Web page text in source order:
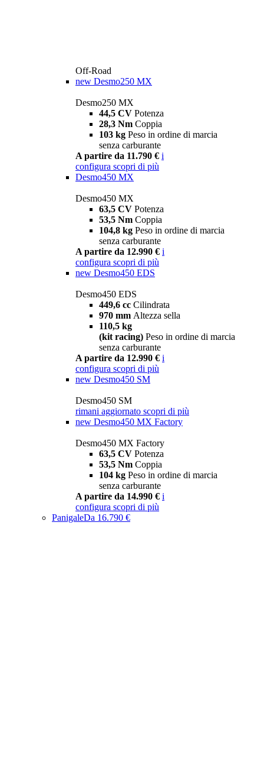
Off-Road
new Desmo250 MX
Desmo250 MX
44,5 CV Potenza
28,3 Nm Coppia
103 kg Peso in ordine di marcia
senza carburante
A partire da 11.790 € i
configura scopri di più
Desmo450 MX
Desmo450 MX
63,5 CV Potenza
53,5 Nm Coppia
104,8 kg Peso in ordine di marcia
senza carburante
A partire da 12.990 € i
configura scopri di più
new Desmo450 EDS
Desmo450 EDS
449,6 cc Cilindrata
970 mm Altezza sella
110,5 kg
(kit racing) Peso in ordine di marcia
senza carburante
A partire da 12.990 € i
configura scopri di più
new Desmo450 SM
Desmo450 SM
rimani aggiornato scopri di più
new Desmo450 MX Factory
Desmo450 MX Factory
63,5 CV Potenza
53,5 Nm Coppia
104 kg Peso in ordine di marcia
senza carburante
A partire da 14.990 € i
configura scopri di più
PanigaleDa 16.790 €